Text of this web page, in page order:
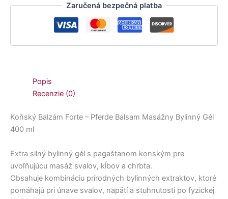
Zaručená bezpečná platba
Popis
Recenzie (0)
Koňský Balzám Forte – Pferde Balsam Masážny Bylinný Gél
400 ml
Extra silný bylinný gél s pagaštanom konským pre
uvoľňujúcu masáž svalov, kĺbov a chrbta.
Obsahuje kombináciu prírodných bylinných extraktov, ktoré
pomáhajú pri únave svalov, napätí a stuhnutosti po fyzickej